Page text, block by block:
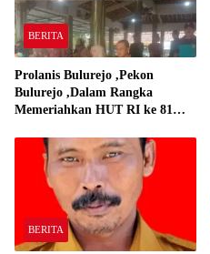
BERITA
Prolanis Bulurejo ,Pekon
Bulurejo ,Dalam Rangka
Memeriahkan HUT RI ke 81
BERITA